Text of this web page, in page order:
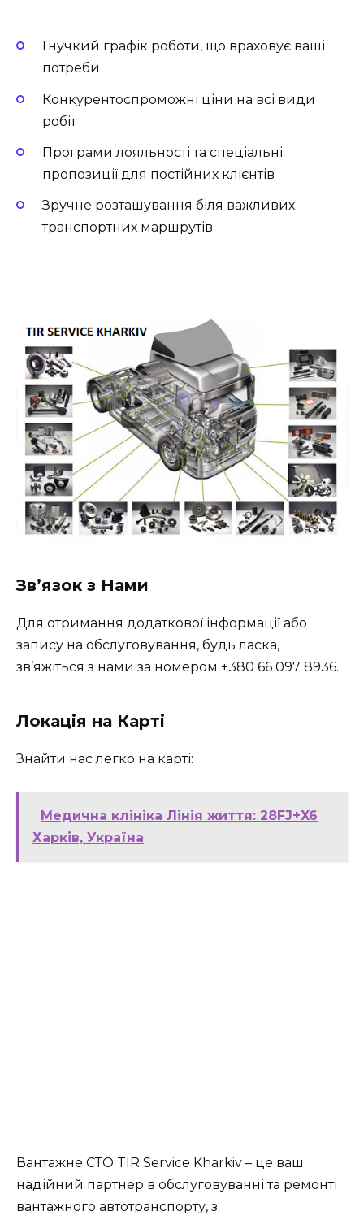
Гнучкий графік роботи, що враховує ваші
потреби
Конкурентоспроможні ціни на всі види
робіт
Програми лояльності та спеціальні
пропозиції для постійних клієнтів
Зручне розташування біля важливих
транспортних маршрутів
Зв’язок з Нами
Для отримання додаткової інформації або
запису на обслуговування, будь ласка,
зв’яжіться з нами за номером +380 66 097 8936.
Локація на Карті
Знайти нас легко на карті:
Медична клініка Лінія життя: 28FJ+X6
Харків, Україна
Вантажне СТО TIR Service Kharkiv – це ваш
надійний партнер в обслуговуванні та ремонті
вантажного автотранспорту, з